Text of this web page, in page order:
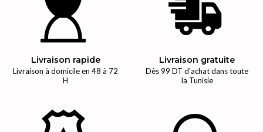
Livraison rapide
Livraison à domicile en 48 à 72
H
Livraison gratuite
Dès 99 DT d'achat dans toute
la Tunisie